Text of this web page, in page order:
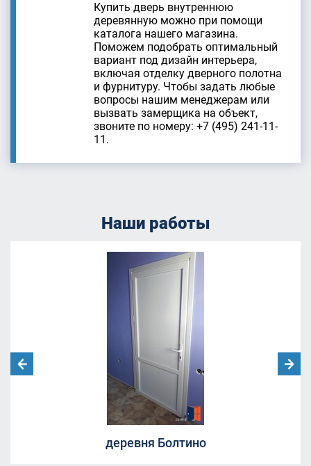
Купить дверь внутреннюю
деревянную можно при помощи
каталога нашего магазина.
Поможем подобрать оптимальный
вариант под дизайн интерьера,
включая отделку дверного полотна
и фурнитуру. Чтобы задать любые
вопросы нашим менеджерам или
вызвать замерщика на объект,
звоните по номеру: +7 (495) 241-11-
11.
Наши работы
деревня Болтино